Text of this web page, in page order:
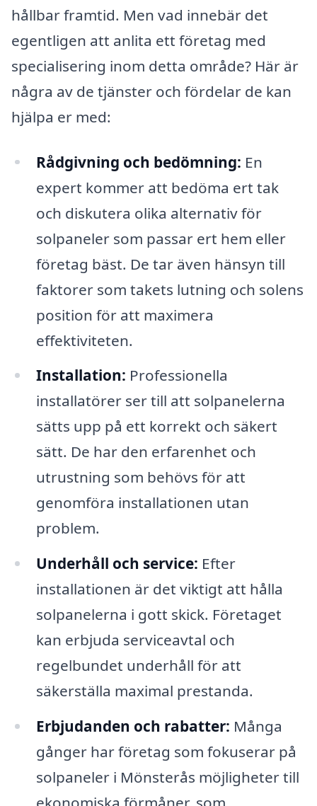
hållbar framtid. Men vad innebär det
egentligen att anlita ett företag med
specialisering inom detta område? Här är
några av de tjänster och fördelar de kan
hjälpa er med:
Rådgivning och bedömning: En
expert kommer att bedöma ert tak
och diskutera olika alternativ för
solpaneler som passar ert hem eller
företag bäst. De tar även hänsyn till
faktorer som takets lutning och solens
position för att maximera
effektiviteten.
Installation: Professionella
installatörer ser till att solpanelerna
sätts upp på ett korrekt och säkert
sätt. De har den erfarenhet och
utrustning som behövs för att
genomföra installationen utan
problem.
Underhåll och service: Efter
installationen är det viktigt att hålla
solpanelerna i gott skick. Företaget
kan erbjuda serviceavtal och
regelbundet underhåll för att
säkerställa maximal prestanda.
Erbjudanden och rabatter: Många
gånger har företag som fokuserar på
solpaneler i Mönsterås möjligheter till